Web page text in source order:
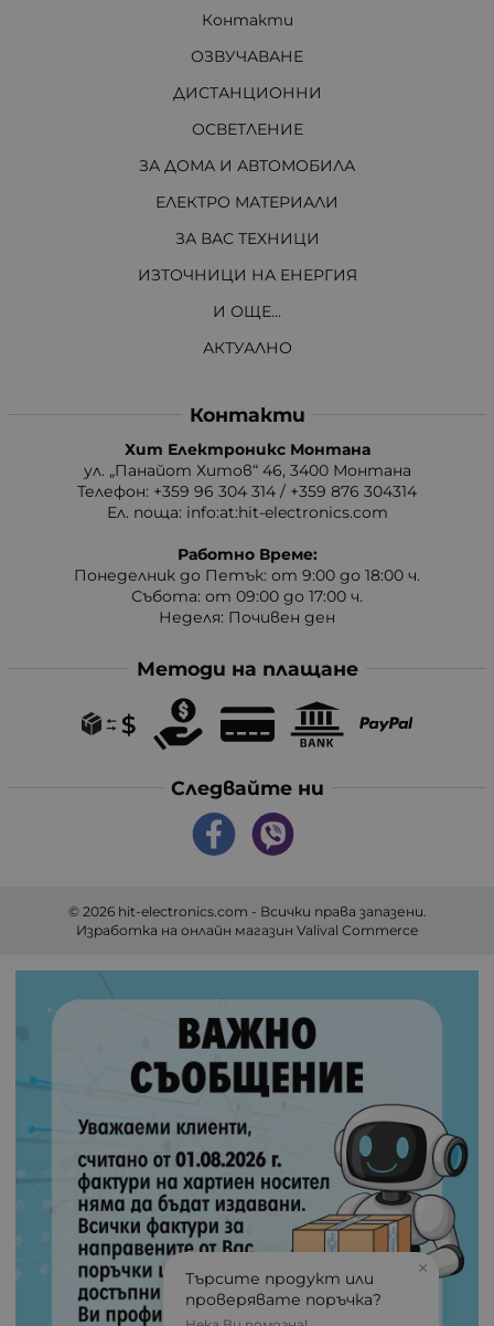
Контакти
ОЗВУЧАВАНЕ
ДИСТАНЦИОННИ
ОСВЕТЛЕНИЕ
ЗА ДОМА И АВТОМОБИЛА
ЕЛЕКТРО МАТЕРИАЛИ
ЗА ВАС ТЕХНИЦИ
ИЗТОЧНИЦИ НА ЕНЕРГИЯ
И ОЩЕ...
АКТУАЛНО
Контакти
Хит Електроникс Монтана
ул. „Панайот Хитов“ 46, 3400 Монтана
Телефон: +359 96 304 314 / +359 876 304314
Ел. поща: info:at:hit-electronics.com
Работно Време:
Понеделник до Петък: от 9:00 до 18:00 ч.
Събота: от 09:00 до 17:00 ч.
Неделя: Почивен ден
Методи на плащане
Следвайте ни
© 2026 hit-electronics.com - Всички права запазени.
Изработка на онлайн магазин Valival Commerce
×
Търсите продукт или
проверявате поръчка?